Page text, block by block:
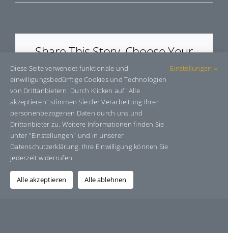
E9922
Share This Story, Choose Your
Platform!
Facebook Bluesky WhatsAppTelegram
E-
Mail
Über den Autor: Grafik-Design-Jutta-Sucker
Diese Seite verwendet funktionale und
einwilligungsbedürftige Cookies und Technologien
von Drittanbietern. Durch Klicken auf "Alle
akzeptieren" stimmen Sie der Verarbeitung Ihrer
personenbezogenen Daten durch uns und
Drittanbieter zu. Weitere Informationen finden Sie
unter "Einstellungen" und in unserer
Datenschutzerklärung. Ihre Einwilligung können Sie
jederzeit widerrufen.
Einstellungen
Alle akzeptieren Alle ablehnen